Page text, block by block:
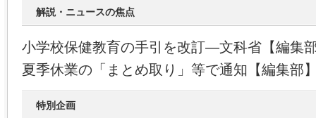
解説・ニュースの焦点
小学校保健教育の手引を改訂―文科省【編集
夏季休業の「まとめ取り」等で通知【編集部
特別企画